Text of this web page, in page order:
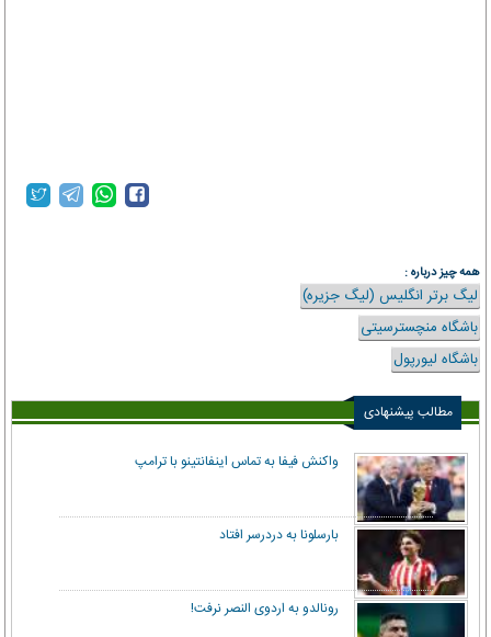
همه چیز درباره :
لیگ برتر انگلیس (لیگ جزیره)
باشگاه منچسترسیتی
باشگاه لیورپول
مطالب پیشنهادی
واکنش فیفا به تماس اینفانتینو با ترامپ
بارسلونا به دردرسر افتاد
رونالدو به اردوی النصر نرفت!